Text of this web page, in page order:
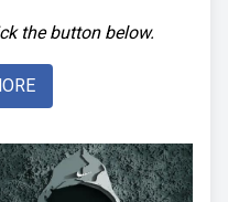
the button below.